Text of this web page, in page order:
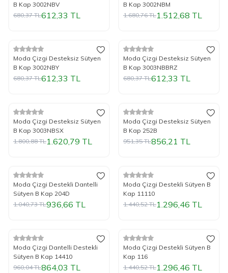
B Kap 3002NBV
680,37TL612,33 TL
B Kap 3002NBM
1.680,76TL1.512,68 TL
%10İndirim
Yeni
Moda Çizgi Desteksiz Sütyen
B Kap 3002NBY
680,37TL612,33 TL
%10İndirim
Yeni
Moda Çizgi Desteksiz Sütyen
B Kap 3003NBBRZ
680,37TL612,33 TL
%10İndirim
Yeni
Moda Çizgi Desteksiz Sütyen
B Kap 3003NBSX
1.800,88TL1.620,79 TL
%10İndirim
Yeni
Moda Çizgi Desteksiz Sütyen
B Kap 252B
951,35TL856,21 TL
%10İndirim
Yeni
Moda Çizgi Destekli Dantelli
Sütyen B Kap 204D
1.040,73TL936,66 TL
%10İndirim
Yeni
Moda Çizgi Destekli Sütyen B
Kap 11110
1.440,52TL1.296,46 TL
%10İndirim
Yeni
Moda Çizgi Dantelli Destekli
Sütyen B Kap 14410
960,04TL864,03 TL
%10İndirim
Yeni
Moda Çizgi Destekli Sütyen B
Kap 116
1.440,52TL1.296,46 TL